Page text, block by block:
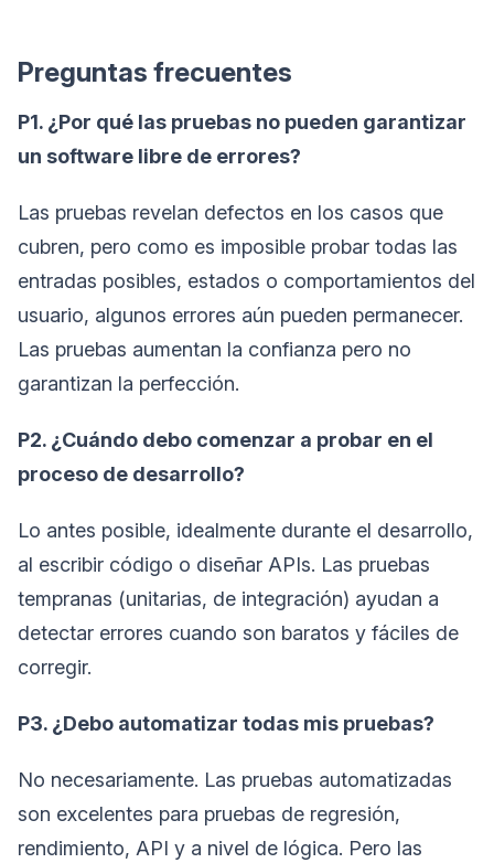
Preguntas frecuentes
P1. ¿Por qué las pruebas no pueden garantizar
un software libre de errores?
Las pruebas revelan defectos en los casos que
cubren, pero como es imposible probar todas las
entradas posibles, estados o comportamientos del
usuario, algunos errores aún pueden permanecer.
Las pruebas aumentan la confianza pero no
garantizan la perfección.
P2. ¿Cuándo debo comenzar a probar en el
proceso de desarrollo?
Lo antes posible, idealmente durante el desarrollo,
al escribir código o diseñar APIs. Las pruebas
tempranas (unitarias, de integración) ayudan a
detectar errores cuando son baratos y fáciles de
corregir.
P3. ¿Debo automatizar todas mis pruebas?
No necesariamente. Las pruebas automatizadas
son excelentes para pruebas de regresión,
rendimiento, API y a nivel de lógica. Pero las